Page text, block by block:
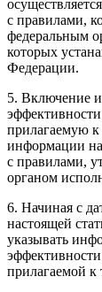
с правилами,
федеральным
которых
Федерации.
5. Включение
прилагаемую к
информации на
с правилами,
органом
6. Начиная с
настоящей
указывать
прилагаемой к